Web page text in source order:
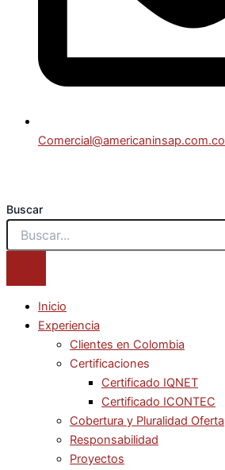
Comercial@americaninsap.com.co
Buscar
Inicio
Experiencia
Clientes en Colombia
Certificaciones
Certificado IQNET
Certificado ICONTEC
Cobertura y Pluralidad Oferta
Responsabilidad
Proyectos